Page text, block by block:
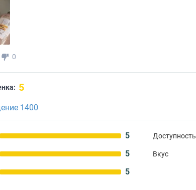
0
5
1400
5 Доступность
5 Вкус
5